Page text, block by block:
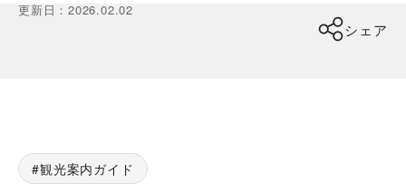
更新日 ：2026.02.02
シェア
観光案内ガイド